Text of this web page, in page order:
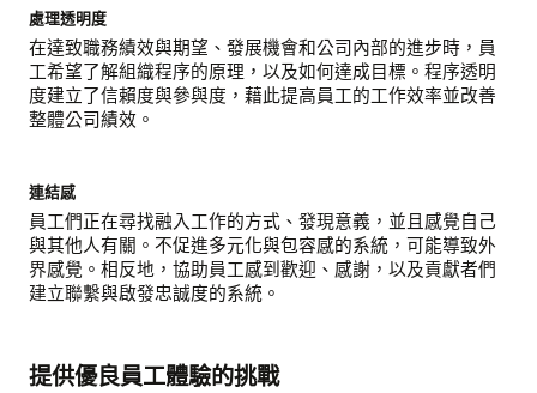
處理透明度
在達致職務績效與期望、發展機會和公司內部的進步時，員
工希望了解組織程序的原理，以及如何達成目標。程序透明
度建立了信賴度與參與度，藉此提高員工的工作效率並改善
整體公司績效。
連結感
員工們正在尋找融入工作的方式、發現意義，並且感覺自己
與其他人有關。不促進多元化與包容感的系統，可能導致外
界感覺。相反地，協助員工感到歡迎、感謝，以及貢獻者們
建立聯繫與啟發忠誠度的系統。
提供優良員工體驗的挑戰